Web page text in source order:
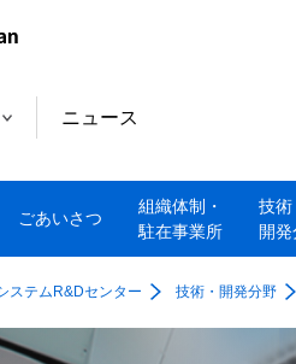
ニュース
ごあいさつ
組織体制・
駐在事業所
技術
開発
ステムR&Dセンター 技術・開発分野